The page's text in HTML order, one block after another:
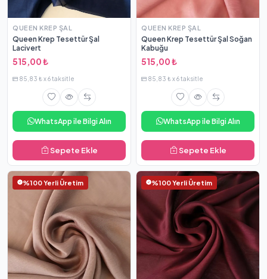
QUEEN KREP ŞAL
Queen Krep Tesettür Şal
Lacivert
515,00 ₺
85,83 ₺ x 6 taksitle
WhatsApp ile Bilgi Alın
Sepete Ekle
QUEEN KREP ŞAL
Queen Krep Tesettür Şal Soğan
Kabuğu
515,00 ₺
85,83 ₺ x 6 taksitle
WhatsApp ile Bilgi Alın
Sepete Ekle
%100 Yerli Üretim %100 Yerli Üretim